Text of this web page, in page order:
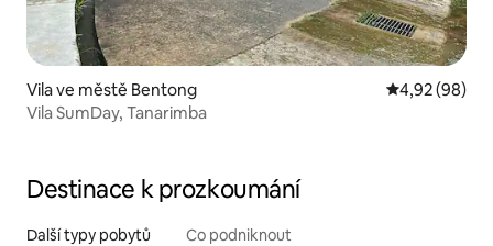
Vila ve městě Bentong Průměrné
4,92 (98)
Vila SumDay, Tanarimba
Destinace k prozkoumání
Další typy pobytů Co podniknout